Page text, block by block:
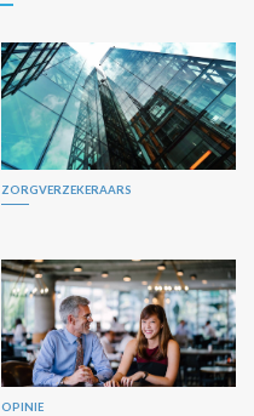
ZORGVERZEKERAARS
OPINIE